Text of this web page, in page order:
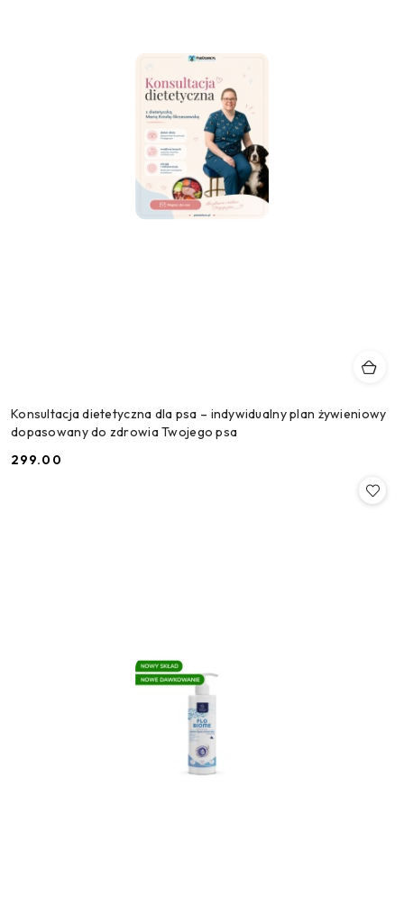
Konsultacja dietetyczna dla psa – indywidualny plan żywieniowy
dopasowany do zdrowia Twojego psa
Cena:
299.00